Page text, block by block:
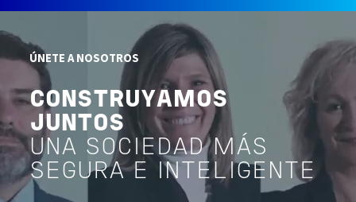
ÚNETE A NOSOTROS
CONSTRUYAMOS
JUNTOS
UNA SOCIEDAD MÁS
SEGURA E INTELIGENTE